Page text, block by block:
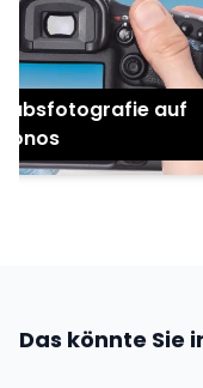
auf
Das könnte Sie